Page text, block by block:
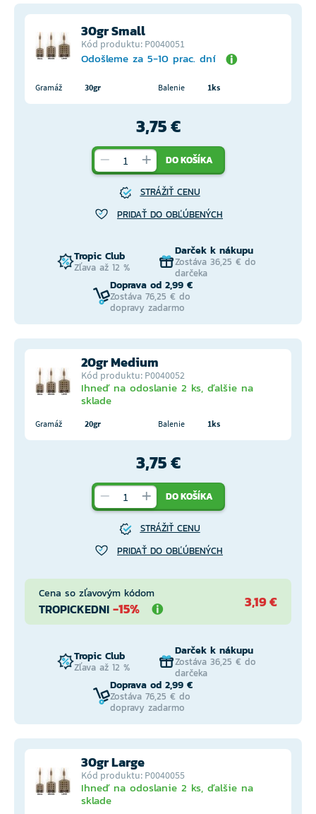
30gr Small
Kód produktu: P0040051
Odošleme za 5-10 prac. dní
Gramáž 30gr Balenie 1ks
3,75 €
DO KOŠÍKA
STRÁŽIŤ CENU
PRIDAŤ DO OBĽÚBENÝCH
Tropic Club
Zľava až 12 %
Darček k nákupu
Zostáva 36,25 € do
darčeka
Doprava od 2,99 €
Zostáva 76,25 € do
dopravy zadarmo
20gr Medium
Kód produktu: P0040052
Ihneď na odoslanie 2 ks, ďalšie na
sklade
Gramáž 20gr Balenie 1ks
3,75 €
DO KOŠÍKA
STRÁŽIŤ CENU
PRIDAŤ DO OBĽÚBENÝCH
Cena so zľavovým kódom
TROPICKEDNI -15% 3,19 €
Tropic Club
Zľava až 12 %
Darček k nákupu
Zostáva 36,25 € do
darčeka
Doprava od 2,99 €
Zostáva 76,25 € do
dopravy zadarmo
30gr Large
Kód produktu: P0040055
Ihneď na odoslanie 2 ks, ďalšie na
sklade